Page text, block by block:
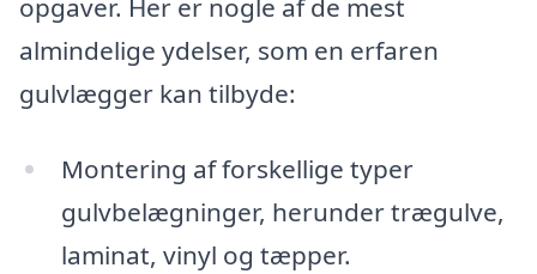
almindelige ydelser, som en erfaren
gulvlægger kan tilbyde:
Montering af forskellige typer
gulvbelægninger, herunder trægulve,
laminat, vinyl og tæpper.